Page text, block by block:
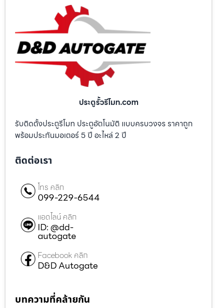
ประตูรั้วรีโมท.com
รับติดตั้งประตูรีโมท ประตูอัตโนมัติ แบบครบวงจร ราคาถูก
พร้อมประกันมอเตอร์ 5 ปี อะไหล่ 2 ปี
ติดต่อเรา
โทร คลิก
099-229-6544
แอดไลน์ คลิก
ID: @dd-
autogate
Facebook คลิก
D&D Autogate
บทความที่คล้ายกัน